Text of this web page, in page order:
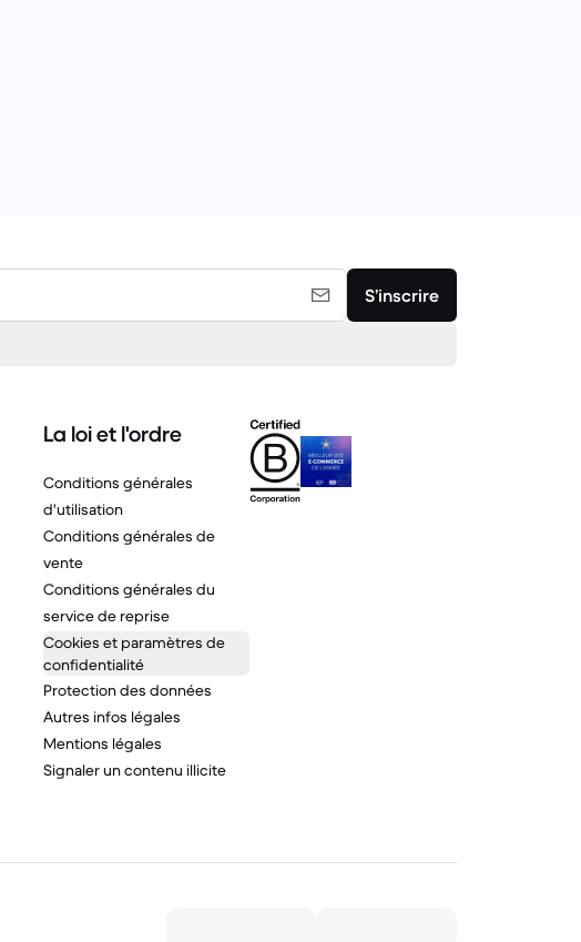
S’inscrire
La loi et l'ordre
Conditions générales
d'utilisation
Conditions générales de
vente
Conditions générales du
service de reprise
Cookies et paramètres de
confidentialité
Protection des données
Autres infos légales
Mentions légales
Signaler un contenu illicite